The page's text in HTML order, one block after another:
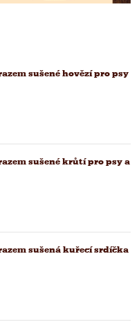
sušené hovězí pro psy
sušené krůtí pro psy a
sušená kuřecí srdíčka